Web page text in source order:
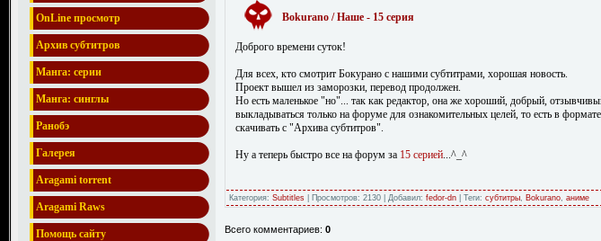
OnLine просмотр
Архив субтитров
Манга: серии
Манга: синглы
Ранобэ
Галерея
Aragami torrent
Aragami Raws
Помощь сайту
Bokurano / Наше - 15 серия
Доброго времени суток!
Для всех, кто смотрит Бокурано с нашими субтитрами, хорошая новость.
Проект вышел из заморозки, перевод продолжен.
Но есть маленькое "но"... так как редактор, она же хороший, добрый,
выкладываться только на форуме для ознакомительных целей, то есть в
скачивать с "Архива субтитров".
Ну а теперь быстро все на форум за 15 серией ...^_^
Категория: Subtitles | Просмотров: 2130 | Добавил: fedor-dn | Теги: субтитры Bokurano аниме
Всего комментариев: 0